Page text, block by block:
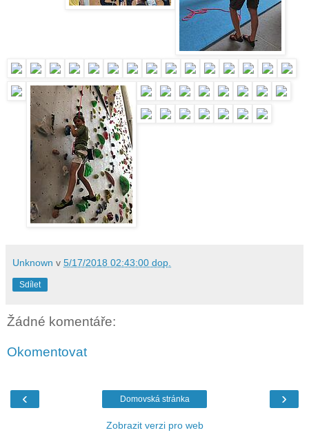
Unknown v 5/17/2018 02:43:00 dop.
Sdílet
Žádné komentáře:
Okomentovat
‹ ›
Domovská stránka
Zobrazit verzi pro web